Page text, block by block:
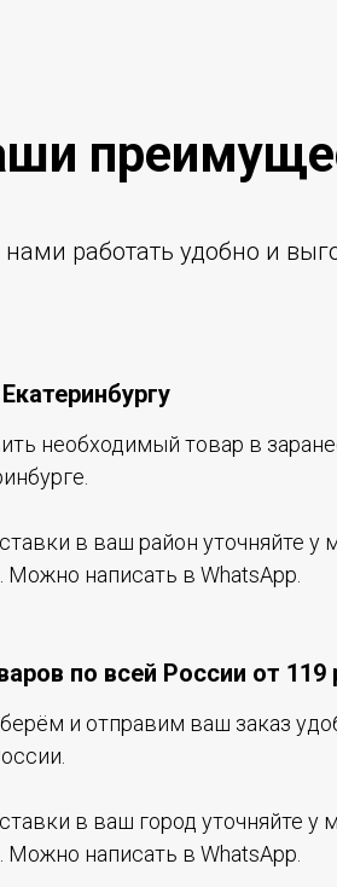
преимущ
нами работать удобно и
необходимый товар в
в ваш район уточняйте у
Можно написать в WhatsApp.
по всей России от 119
и отправим ваш заказ
в ваш город уточняйте у
Можно написать в WhatsApp.